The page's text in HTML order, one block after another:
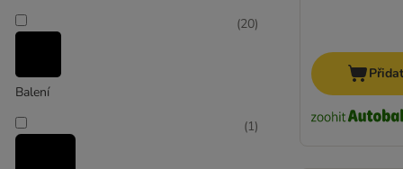
Balení
(20)
(1)